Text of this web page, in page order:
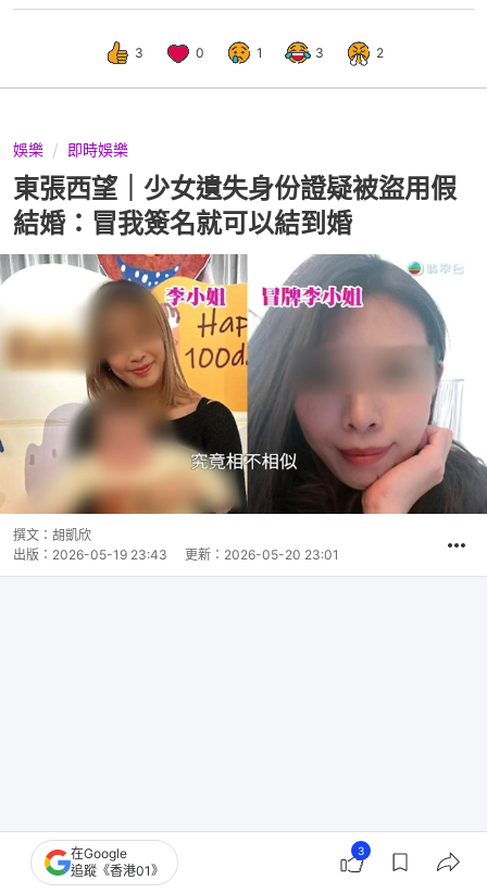
3 0 1 3 2
娛樂 即時娛樂
東張西望｜少女遺失身份證疑被盜用假
結婚：冒我簽名就可以結到婚
撰文： 胡凱欣
出版： 2026-05-19 23:43 更新： 2026-05-20 23:01
在Google
追蹤《香港01》
3